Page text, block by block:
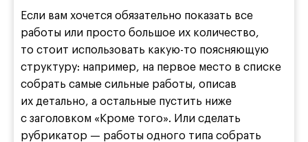
Если вам хочется обязательно показать все
работы или просто большое их количество,
то стоит использовать какую-то поясняющую
структуру: например, на первое место в списке
собрать самые сильные работы, описав
их детально, а остальные пустить ниже
с заголовком «Кроме того». Или сделать
рубрикатор — работы одного типа собрать